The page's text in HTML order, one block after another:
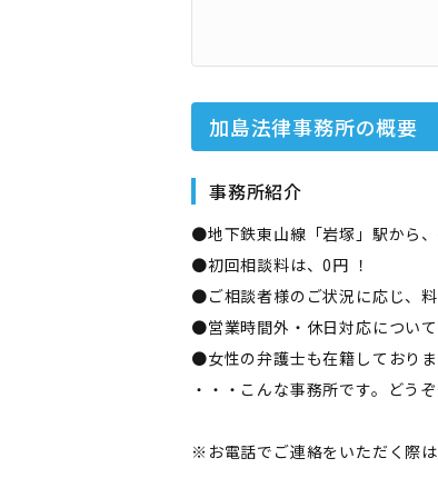
加島法律事務所の概要
事務所紹介
●地下鉄東山線「岩塚」駅から
●初回相談料は、0円 ！
●ご相談者様のご状況に応じ、
●営業時間外・休日対応について
●女性の弁護士も在籍しておりま
・・・こんな事務所です。どう
※お電話でご連絡をいただく際